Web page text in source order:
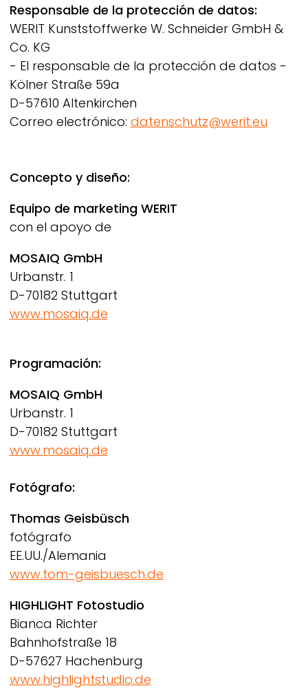
Responsable de la protección de datos:
WERIT Kunststoffwerke W. Schneider GmbH &
Co. KG
- El responsable de la protección de datos -
Kölner Straße 59a
D-57610 Altenkirchen
Correo electrónico: datenschutz@werit.eu
Concepto y diseño:
Equipo de marketingWERIT
con el apoyo de
MOSAIQ GmbH
Urbanstr. 1
D-70182 Stuttgart
www.mosaiq.de
Programación:
MOSAIQ GmbH
Urbanstr. 1
D-70182 Stuttgart
www.mosaiq.de
Fotógrafo:
Thomas Geisbüsch
fotógrafo
EE.UU./Alemania
www.tom-geisbuesch.de
HIGHLIGHT Fotostudio
Bianca Richter
Bahnhofstraße 18
D-57627 Hachenburg
www.highlightstudio.de